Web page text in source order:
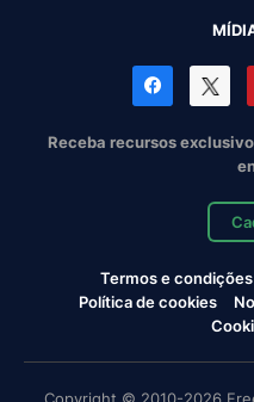
Receba recursos
Termos e condições
Política de cookies